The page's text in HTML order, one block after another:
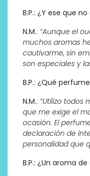
B.P.: ¿Y ese que
N.M.: “Aunque el
muchos aromas
cautivarme, sin
son especiales y
B.P.: ¿Qué
N.M.: “Utilizo todos
que me exige el
ocasión. El
declaración de
personalidad que
B.P.: ¿Un aroma